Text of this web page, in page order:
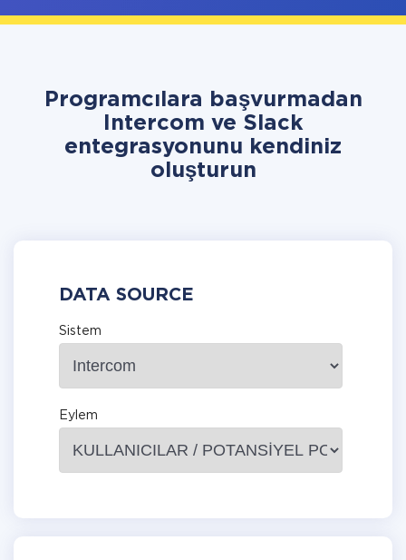
Programcılara başvurmadan
Intercom ve Slack
entegrasyonunu kendiniz
oluşturun
DATA SOURCE
Sistem
Eylem